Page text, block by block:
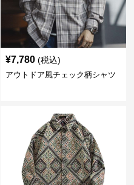
¥7,780 (税込)
アウトドア風チェック柄シャツ